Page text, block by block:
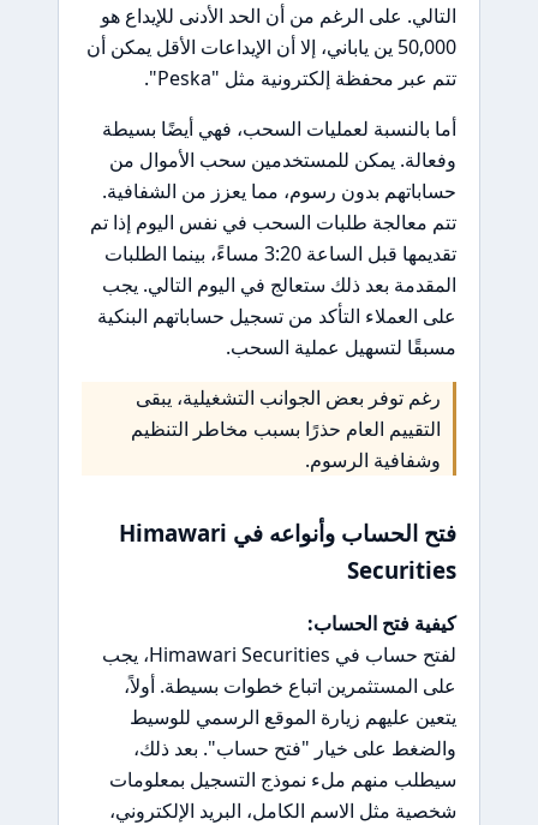
التالي. على الرغم من أن الحد الأدنى للإيداع هو
50,000 ين ياباني، إلا أن الإيداعات الأقل يمكن أن
تتم عبر محفظة إلكترونية مثل "Peska".
أما بالنسبة لعمليات السحب، فهي أيضًا بسيطة
وفعالة. يمكن للمستخدمين سحب الأموال من
حساباتهم بدون رسوم، مما يعزز من الشفافية.
تتم معالجة طلبات السحب في نفس اليوم إذا تم
تقديمها قبل الساعة 3:20 مساءً، بينما الطلبات
المقدمة بعد ذلك ستعالج في اليوم التالي. يجب
على العملاء التأكد من تسجيل حساباتهم البنكية
مسبقًا لتسهيل عملية السحب.
رغم توفر بعض الجوانب التشغيلية، يبقى
التقييم العام حذرًا بسبب مخاطر التنظيم
وشفافية الرسوم.
فتح الحساب وأنواعه في Himawari
Securities
كيفية فتح الحساب:
لفتح حساب في Himawari Securities، يجب
على المستثمرين اتباع خطوات بسيطة. أولاً،
يتعين عليهم زيارة الموقع الرسمي للوسيط
والضغط على خيار "فتح حساب". بعد ذلك،
سيطلب منهم ملء نموذج التسجيل بمعلومات
شخصية مثل الاسم الكامل، البريد الإلكتروني،